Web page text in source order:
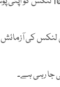
کی
جا رہی ہے۔